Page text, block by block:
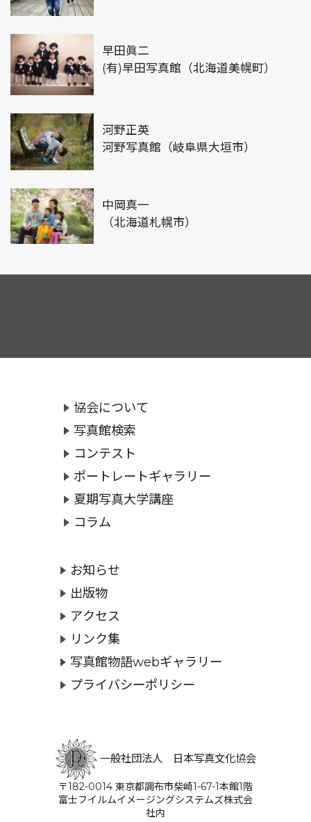
早田眞二
(有)早田写真館（北海道美幌町）
河野正英
河野写真館（岐阜県大垣市）
中岡真一
（北海道札幌市）
協会について
写真館検索
コンテスト
ポートレートギャラリー
夏期写真大学講座
コラム
お知らせ
出版物
アクセス
リンク集
写真館物語webギャラリー
プライバシーポリシー
一般社団法人 日本写真文化協会
〒182-0014 東京都調布市柴崎1-67-1本館1階
富士フイルムイメージングシステムズ株式会
社内